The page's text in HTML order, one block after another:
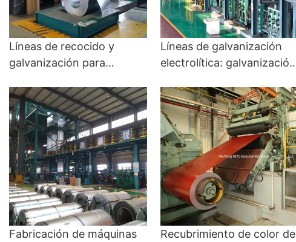
Líneas de recocido y
galvanización para
electrodomésticos
fabricados y ensamblados
por Hito Engineering - Hot
Dip Galvanizing y CGL
Líneas de galvanización
electrolítica: galvanización
CGL
Fabricación de máquinas
Recubrimiento de color de